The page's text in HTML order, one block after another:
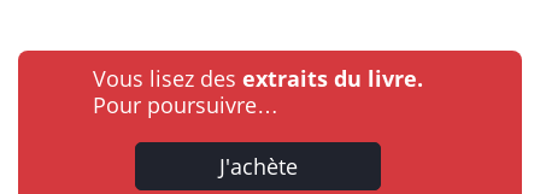
Vous lisez des extraits du livre.
Pour poursuivre…
J'achète